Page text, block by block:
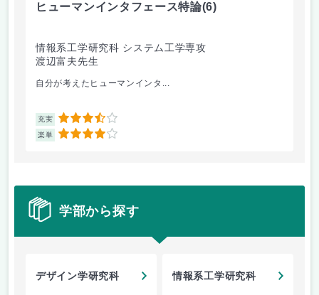
ヒューマンインタフェース特論(6)
情報系工学研究科 システム工学専攻
渡辺富夫先生
自分が考えたヒューマンインタ...
充実 3.5
楽単 4
学部から探す
デザイン学研究科 情報系工学研究科